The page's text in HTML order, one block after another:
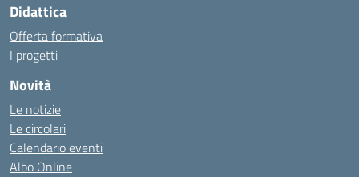
Didattica
Offerta formativa
I progetti
Novità
Le notizie
Le circolari
Calendario eventi
Albo Online